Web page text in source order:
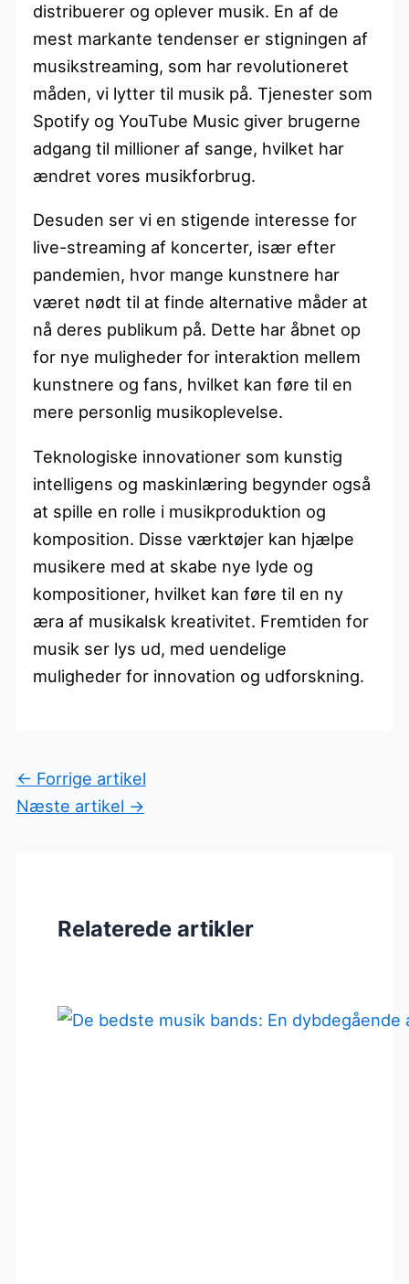
distribuerer og oplever musik. En af de
mest markante tendenser er stigningen af
musikstreaming, som har revolutioneret
måden, vi lytter til musik på. Tjenester som
Spotify og YouTube Music giver brugerne
adgang til millioner af sange, hvilket har
ændret vores musikforbrug.
Desuden ser vi en stigende interesse for
live-streaming af koncerter, især efter
pandemien, hvor mange kunstnere har
været nødt til at finde alternative måder at
nå deres publikum på. Dette har åbnet op
for nye muligheder for interaktion mellem
kunstnere og fans, hvilket kan føre til en
mere personlig musikoplevelse.
Teknologiske innovationer som kunstig
intelligens og maskinlæring begynder også
at spille en rolle i musikproduktion og
komposition. Disse værktøjer kan hjælpe
musikere med at skabe nye lyde og
kompositioner, hvilket kan føre til en ny
æra af musikalsk kreativitet. Fremtiden for
musik ser lys ud, med uendelige
muligheder for innovation og udforskning.
← Forrige artikel
Næste artikel →
Relaterede artikler